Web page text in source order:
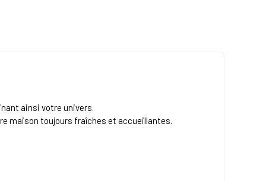
ainsi votre univers.
maison toujours fraîches et accueillantes.